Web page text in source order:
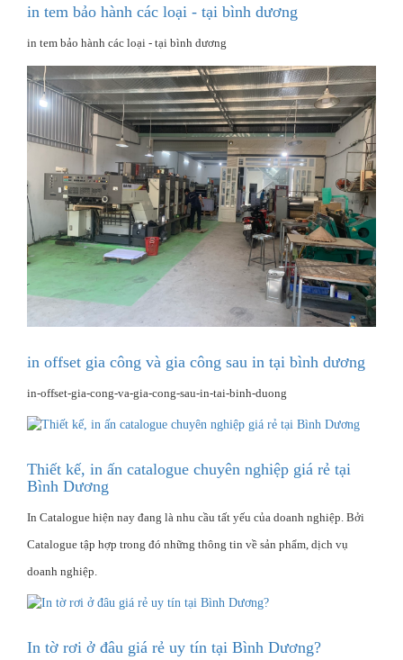
in tem bảo hành các loại - tại bình dương
in tem bảo hành các loại - tại bình dương
in offset gia công và gia công sau in tại bình dương
in-offset-gia-cong-va-gia-cong-sau-in-tai-binh-duong
Thiết kế, in ấn catalogue chuyên nghiệp giá rẻ tại
Bình Dương
In Catalogue hiện nay đang là nhu cầu tất yếu của doanh nghiệp. Bởi
Catalogue tập hợp trong đó những thông tin về sản phẩm, dịch vụ
doanh nghiệp.
In tờ rơi ở đâu giá rẻ uy tín tại Bình Dương?